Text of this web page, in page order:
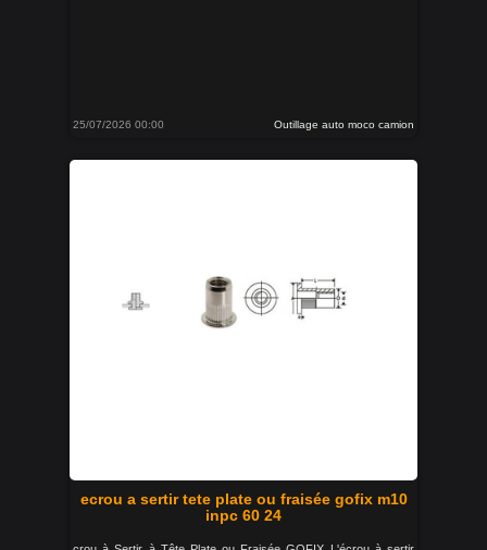
25/07/2026 00:00 Outillage auto moco camion
ecrou a sertir tete plate ou fraisée gofix m10
inpc 60 24